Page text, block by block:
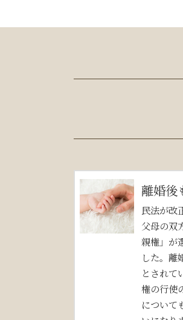
離婚後
民法が改
父母の双
親権」が
した。離
とされて
権の行使
について